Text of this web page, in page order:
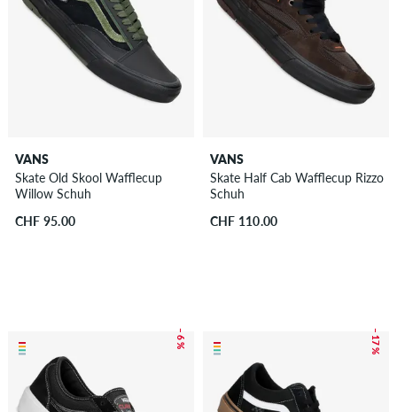
VANS
Skate Old Skool Wafflecup
Willow Schuh
CHF 95.00
VANS
Skate Half Cab Wafflecup Rizzo
Schuh
CHF 110.00
– 6 % – 17 %